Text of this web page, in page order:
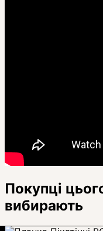
Покупці
вибирають